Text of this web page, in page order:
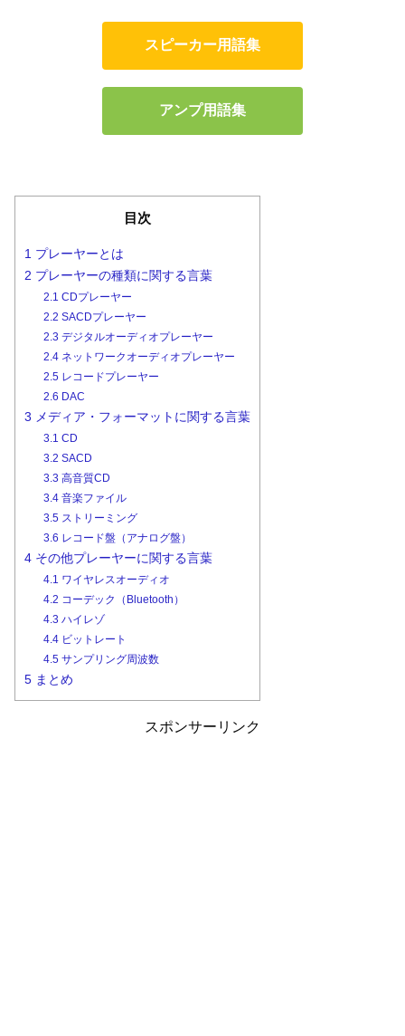
スピーカー用語集
アンプ用語集
目次
1 プレーヤーとは
2 プレーヤーの種類に関する言葉
2.1 CDプレーヤー
2.2 SACDプレーヤー
2.3 デジタルオーディオプレーヤー
2.4ネットワークオーディオプレーヤー
2.5レコードプレーヤー
2.6 DAC
3 メディア・フォーマットに関する言葉
3.1 CD
3.2 SACD
3.3 高音質CD
3.4音楽ファイル
3.5ストリーミング
3.6 レコード盤（アナログ盤）
4 その他プレーヤーに関する言葉
4.1 ワイヤレスオーディオ
4.2 コーデック（Bluetooth）
4.3 ハイレゾ
4.4ビットレート
4.5サンプリング周波数
5 まとめ
スポンサーリンク